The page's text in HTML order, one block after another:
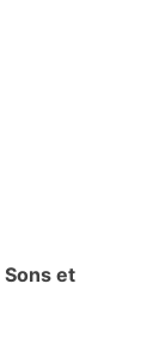
Sons et